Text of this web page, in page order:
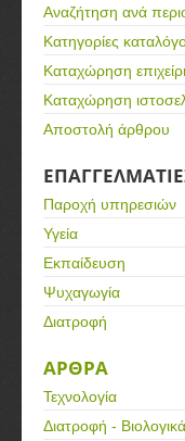
Αναζήτηση ανά
Κατηγορίες
Καταχώρηση
Καταχώρηση
Αποστολή άρθρου
Παροχή υπηρεσιών
Υγεία
Εκπαίδευση
Ψυχαγωγία
Διατροφή
ΑΡΘΡΑ
Τεχνολογία
Διατροφή - Βιολογικά